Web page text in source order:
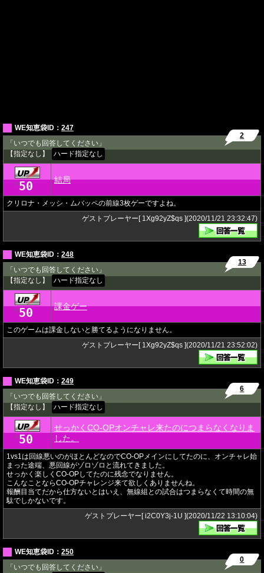
WE知恵袋ID： 247
「いつでも回答してください」
【指定なし】
ハード指定なし
2
★ 50 結局
クリロナ・メッシ・ムバッペの前線3枚ゲーですよね。
ゲストプレーヤー[ 1Xg92yZ$qs ](2020/11/21 23:32:47)
WE知恵袋ID： 248
「いつでも回答してください」
【指定なし】
ハード指定なし
13
★ 50 課金ゲー
このゲームは課金しないと勝てるようになりません。
ゲストプレーヤー[ 1Xg92yZ$qs ](2020/11/21 23:52:02)
WE知恵袋ID： 249
「いつでも回答してください」
【指定なし】
ハード指定なし
6
★ 50
せっかくCO-OPオンチャレ来たのにつまらなくなりま
した。
1vs1は回線悪いのがほとんどなのでCO-OPメインにしてたのに、オンチャレ始
まった途端、悪回線がゾロゾロと流れてきました。
せっかく楽しくCO-OPしてたのに残念でなりません。
こんなことならCO-OPチャレンジ来て欲しくありませんね。
報酬目当てだから仕方ないとはいえ、無線組との試合はつまらなくて時間の無
駄でしかないです。
ゲストプレーヤー[ i2C0Y3j-1U ](2020/11/22 13:10:04)
WE知恵袋ID： 250
「いつでも回答してください」
0